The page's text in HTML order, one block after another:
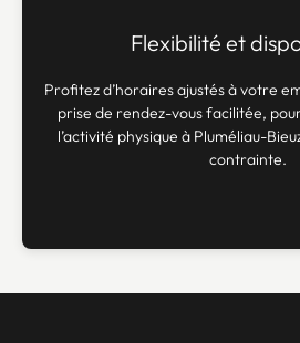
Flexibilité et
Profitez d’horaires ajustés à votre
prise de rendez-vous facilitée,
l’activité physique à Pluméliau-
contrainte.